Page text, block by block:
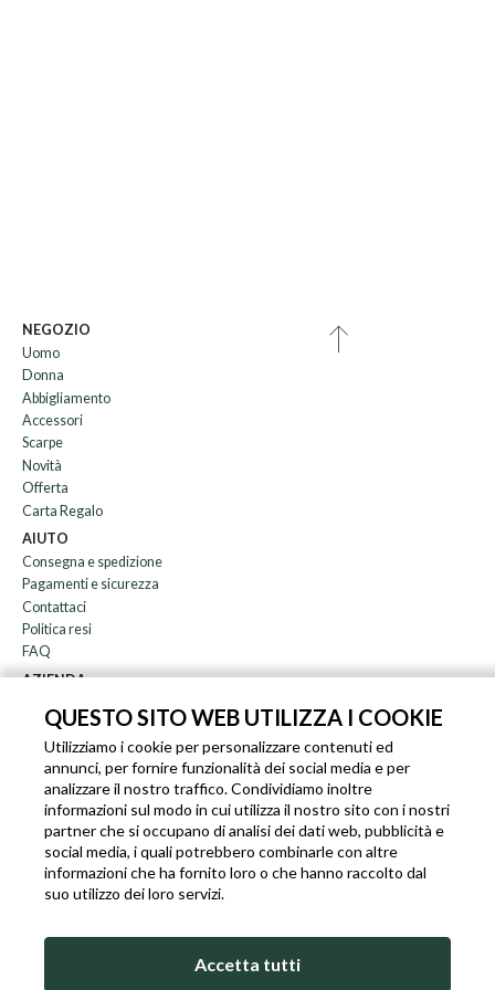
QUESTO SITO WEB UTILIZZA I COOKIE
Utilizziamo i cookie per personalizzare contenuti ed
annunci, per fornire funzionalità dei social media e per
analizzare il nostro traffico. Condividiamo inoltre
informazioni sul modo in cui utilizza il nostro sito con i nostri
partner che si occupano di analisi dei dati web, pubblicità e
social media, i quali potrebbero combinarle con altre
informazioni che ha fornito loro o che hanno raccolto dal
suo utilizzo dei loro servizi.
Accetta tutti
NEGOZIO
Uomo
Donna
Abbigliamento
Accessori
Scarpe
Novità
Offerta
Carta Regalo
AIUTO
Consegna e spedizione
Pagamenti e sicurezza
Contattaci
Politica resi
FAQ
AZIENDA
Chi siamo
Blog
Affiliazione
EN IT FR DE